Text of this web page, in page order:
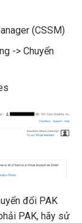
(CSSM)
-> Chuyển
đổi PAK
PAK, hãy sử